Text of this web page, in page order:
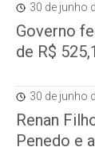
30 de junho
Governo
de R$
30 de junho
Renan
Penedo e